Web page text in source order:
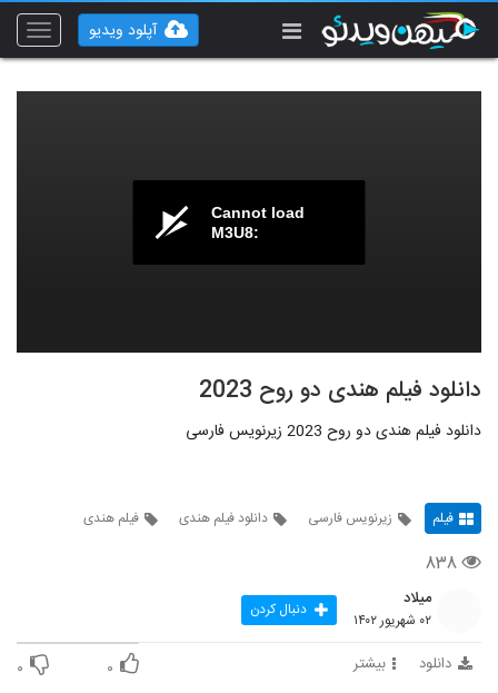
Toggle
آپلود ویدیو
Cannot load
M3U8:
دانلود فیلم هندی دو روح 2023
دانلود فیلم هندی دو روح 2023 زیرنویس فارسی
فیلم زیرنویس فارسی دانلود فیلم هندی فیلم هندی
۸۳۸
میلاد
۰۲ شهریور ۱۴۰۲ دنبال کردن
دانلود بیشتر ۰ ۰